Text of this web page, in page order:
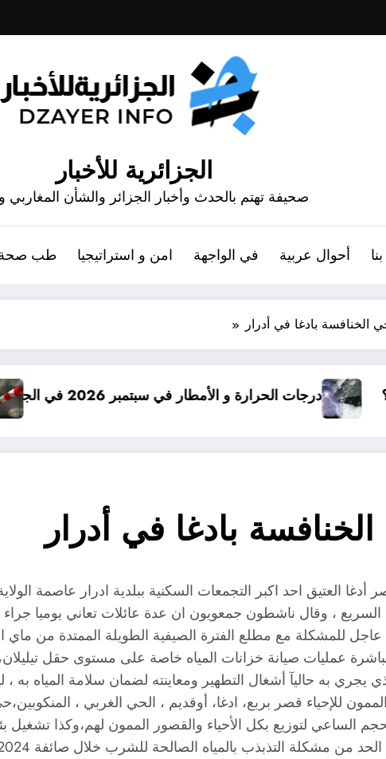
الجزائرية للأخبار
صحيفة تهتم بالحدث وأخبار الجزائر والشأن المغاربي
أحوال عربية في الواجهة امن و استراتيجيا طب صحة
بادغا في أدرار
و الأمطار في سبتمبر 2026 في الجزائر توقعات درجات الحرارة في
بادغا في أدرار
العتيق احد اكبر التجمعات السكنية ببلدية ادرار عاصمة
السريع ، وقال ناشطون جمعويون ان عدة عائلات تعاني يوميا
للمشكلة مع مطلع الفترة الصيفية الطويلة الممتدة من ماي
عمليات صيانة خزانات المياه خاصة على مستوى حقل
يجري به حاليآ أشغال التطهير ومعاينته لضمان سلامة
الساعي لتوزيع بكل الأحياء والقصور الممون لهم،وكذا
من مشكلة التذبذب بالمياه الصالحة للشرب خلال صائفة 2024.